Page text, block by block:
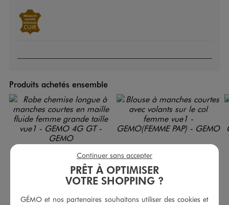
Produits achetés ensemble
PRÊT À OPTIMISER
VOTRE SHOPPING ?
GÉMO et nos partenaires souhaitons utiliser des cookies et
Continuer sans accepter